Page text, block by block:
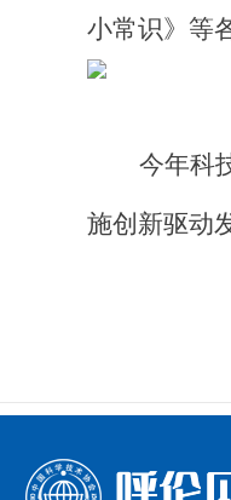
小常识》等
今年科
施创新驱动